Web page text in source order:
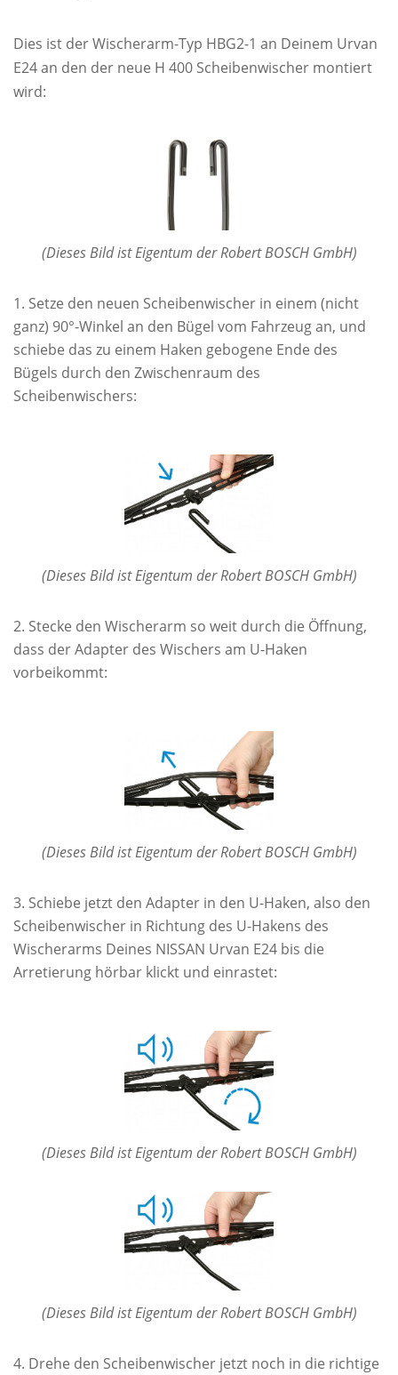
Dies ist der Wischerarm-Typ HBG2-1 an Deinem Urvan
E24 an den der neue H 400 Scheibenwischer montiert
wird:
(Dieses Bild ist Eigentum der Robert BOSCH GmbH)
Setze den neuen Scheibenwischer in einem (nicht
ganz) 90°-Winkel an den Bügel vom Fahrzeug an, und
schiebe das zu einem Haken gebogene Ende des
Bügels durch den Zwischenraum des
Scheibenwischers:
(Dieses Bild ist Eigentum der Robert BOSCH GmbH)
Stecke den Wischerarm so weit durch die Öffnung,
dass der Adapter des Wischers am U-Haken
vorbeikommt:
(Dieses Bild ist Eigentum der Robert BOSCH GmbH)
Schiebe jetzt den Adapter in den U-Haken, also den
Scheibenwischer in Richtung des U-Hakens des
Wischerarms Deines NISSAN Urvan E24 bis die
Arretierung hörbar klickt und einrastet:
(Dieses Bild ist Eigentum der Robert BOSCH GmbH)
(Dieses Bild ist Eigentum der Robert BOSCH GmbH)
Drehe den Scheibenwischer jetzt noch in die richtige